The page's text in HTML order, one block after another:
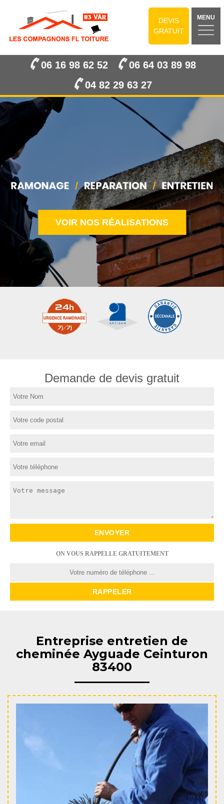
DEVIS
GRATUIT
MENU
06 16 98 62 52
06 64 03 89 98
04 82 29 63 27
VOIR NOS RÉALISATIONS
Demande de devis gratuit
ON VOUS RAPPELLE GRATUITEMENT
Entreprise entretien de
cheminée Ayguade Ceinturon
83400